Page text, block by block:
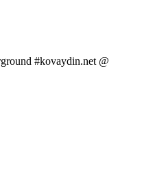
#kovaydin.net @